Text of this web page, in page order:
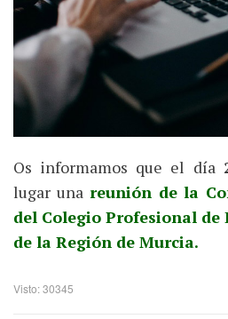
Os informamos que el día
lugar una reunión de la
del Colegio Profesional de
de la Región de Murcia.
Visto: 30345